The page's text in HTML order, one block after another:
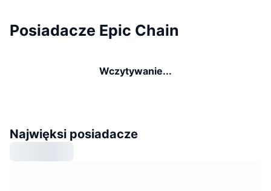
Posiadacze Epic Chain
Wczytywanie...
Najwięksi posiadacze